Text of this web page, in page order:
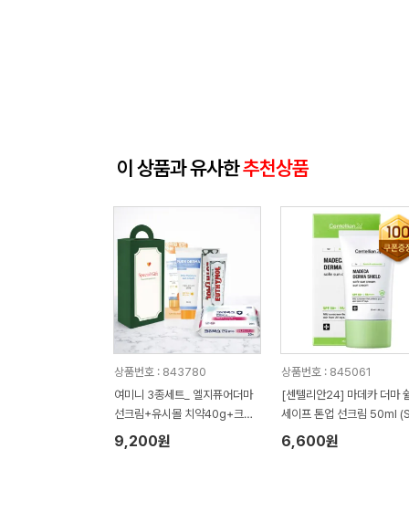
이 상품과 유사한추천상품
상품번호 : 843780
여미니 3종세트_ 엘지퓨어더마
선크림+유시몰 치약40g+크리
넥스 안심항균물티슈(손잡이박
스)
9,200원
상품번호 : 845061
[센텔리안24] 마데카 더마
세이프 톤업 선크림 50ml
+ PA++++)
6,600원